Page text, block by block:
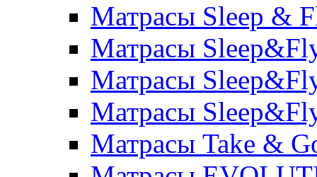
Матрасы Sleep &
Матрасы
Матрасы
Матрасы
Матрасы Take &